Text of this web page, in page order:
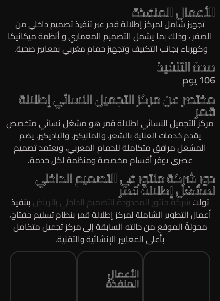
الأعمال المنفذة
تجهيز شامل لمركز إطلالة قمر عبر تنفيذ تصميم داخلي من
الصفر ، وذلك بما يشمل التصميم المعماري و أنظمة ميكانيكا
وكهرباء بجانب التكييف وتجهيز حمام مغربي بمعايير صحية.
مدة التنفيذ
106 يوم
مختصر عن مركز التجميل النسائي إطلالة
قمر
مركز التجميل النسائي اطلالة قمر هو مشغل نسائي متخصص
يقدم خدمات العناية بالشعر، والمانيكير، والباديكير. يضم
المشغل مرافق متكاملة للحمام المغربي، ويعتمد تصميم
عصري يوفر أقسام مخصصة ومنظمة لكل خدمة.
دور شركة منتور في التصميم الداخلي
لمشغل إطلالة قمر
تولتشركة منتور المحدودة للتصميم الداخلي بالرياضبتنفيذ
أعمال التطوير الشاملة لمركز إطلالة قمر بنظام تسليم مفتاح،
محولةً الموقع من حالته السابقة إلى مركز تجميل متكامل
بأعلى المعايير الإنشائية والتقنية.
الأعمال
المنفذة